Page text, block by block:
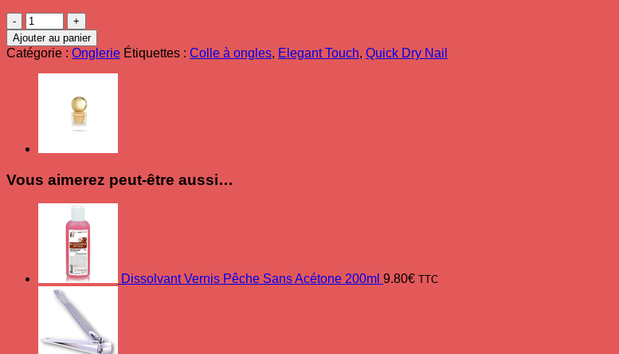
quantité
de
Colle
à
ongles
séchage
Touch
ml
Ajouter au panier
Catégorie : Onglerie Étiquettes : Colle à ongles, Elegant Touch, Quick Dry Nail
Vous aimerez peut-être aussi…
Dissolvant Vernis Pêche Sans Acétone 200ml 9.80€ TTC